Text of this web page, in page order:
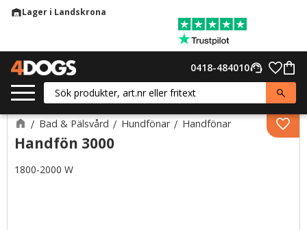
warehouseLager i Landskrona
support_agent
0418-484010
Bad & Pälsvård Hundfönar Handfönar
Handfön 3000
1800-2000 W